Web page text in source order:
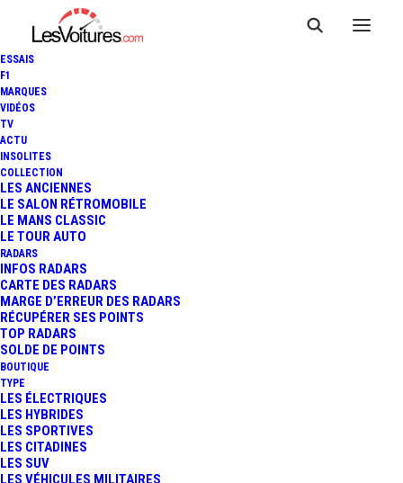
ESSAIS
F1
MARQUES
VIDÉOS
TV
ACTU
INSOLITES
COLLECTION
LES ANCIENNES
LE SALON RÉTROMOBILE
LE MANS CLASSIC
LE TOUR AUTO
RADARS
INFOS RADARS
CARTE DES RADARS
MARGE D’ERREUR DES RADARS
RÉCUPÉRER SES POINTS
TOP RADARS
SOLDE DE POINTS
BOUTIQUE
TYPE
LES ÉLECTRIQUES
LES HYBRIDES
LES SPORTIVES
LES CITADINES
LES SUV
LES VÉHICULES MILITAIRES
VOITURE DE L'ANNÉE 2022 :
LA PEUGEOT 308 TOUJOURS
3 Minutes |